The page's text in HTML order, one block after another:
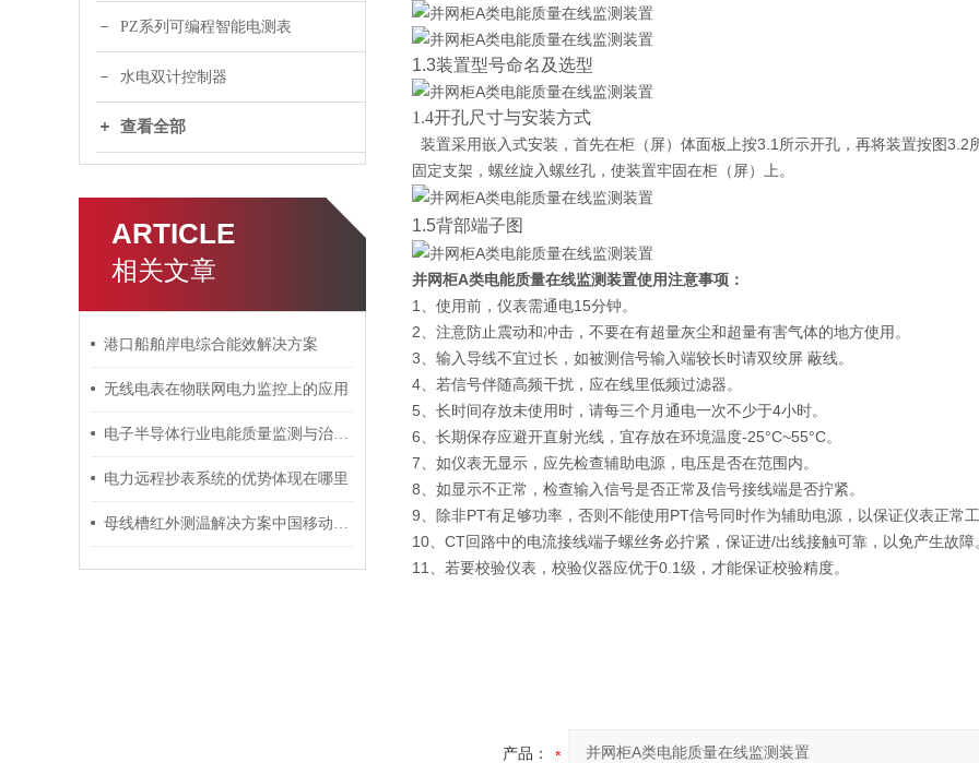
PZ系列可编程智能电测表
水电双计控制器
查看全部
ARTICLE
相关文章
港口船舶岸电综合能效解决方案
无线电表在物联网电力监控上的应用
电子半导体行业电能质量监测与治理系统解决方案
电力远程抄表系统的优势体现在哪里
母线槽红外测温解决方案中国移动河南某数据中心项目
1.3装置型号命名及选型
1.4开孔尺寸与安装方式
装置采用嵌入式安装，首先在柜（屏）体面板上按3.1 所示开孔，再将装置按图 3.2
固定支架， 螺丝旋入螺丝孔，使装置牢固在柜（屏）上。
1.5背部端子图
并网柜A类电能质量在线监测装置使用注意事项：
1、使用前，仪表需通电15分钟。
2、注意防止震动和冲击，不要在有超量灰尘和超量有害气体的地方使用。
3、输入导线不宜过长，如被测信号输入端较长时请双绞屏 蔽线。
4、若信号伴随高频干扰，应在线里低频过滤器。
5、长时间存放未使用时，请每三个月通电一次不少于4小时。
6、长期保存应避开直射光线，宜存放在环境温度-25°C~55°C。
7、如仪表无显示，应先检查辅助电源，电压是否在范围内。
8、如显示不正常，检查输入信号是否正常及信号接线端是否拧紧。
9、除非PT有足够功率，否则不能使用PT信号同时作为辅助电源，以保证仪表正常工
10、CT回路中的电流接线端子螺丝务必拧紧，保证进/出线接触可靠，以免产生故障
11、若要校验仪表，校验仪器应优于0.1级，才能保证校验精度。
产品：